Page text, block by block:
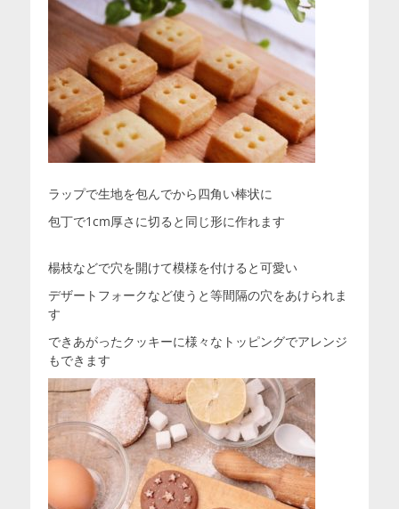
ラップで生地を包んでから四角い棒状に
包丁で1cm厚さに切ると同じ形に作れます
楊枝などで穴を開けて模様を付けると可愛い
デザートフォークなど使うと等間隔の穴をあけられま
す
できあがったクッキーに様々なトッピングでアレンジ
もできます